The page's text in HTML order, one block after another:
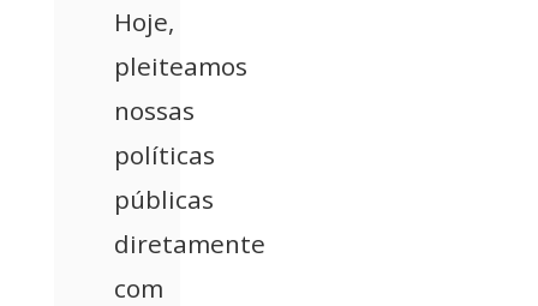
Hoje,
pleiteamos
nossas
políticas
públicas
diretamente
com